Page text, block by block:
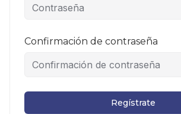
Confirmación de contraseña
Regístrate